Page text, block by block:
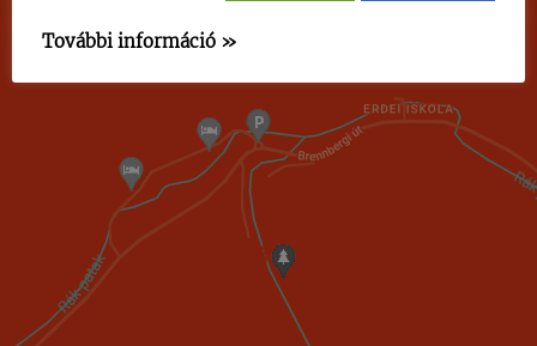
További információ »